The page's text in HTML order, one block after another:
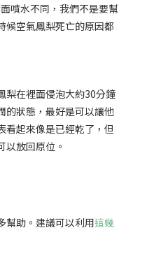
噴水不同，我們不是要幫
候空氣鳳梨死亡的原因都
梨在裡面侵泡大約30分鐘
的狀態，最好是可以讓他
看起來像是已經乾了，但
放回原位。
幫助。建議可以利用這幾